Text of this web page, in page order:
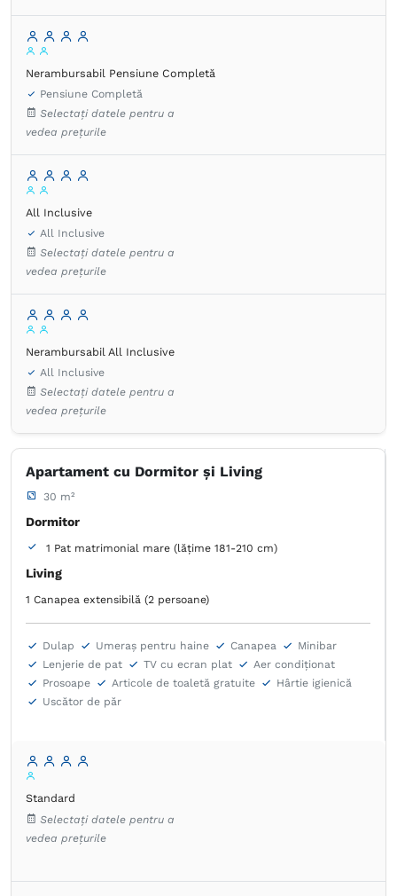
Nerambursabil Pensiune Completă
Pensiune Completă
Selectați datele pentru a
vedea prețurile
All Inclusive
All Inclusive
Selectați datele pentru a
vedea prețurile
Nerambursabil All Inclusive
All Inclusive
Selectați datele pentru a
vedea prețurile
Apartament cu Dormitor și Living
30 m²
Dormitor
1 Pat matrimonial mare (lățime 181-210 cm)
Living
1 Canapea extensibilă (2 persoane)
Dulap Umeraș pentru haine Canapea
Minibar
Lenjerie de pat
TV cu ecran plat
Aer condiţionat
Prosoape
Articole de toaletă gratuite
Hârtie igienică
Uscător de păr
Standard
Selectați datele pentru a
vedea prețurile